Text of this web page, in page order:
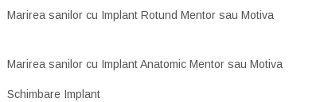
Marirea sanilor cu Implant Rotund Mentor sau Motiva
Marirea sanilor cu Implant Anatomic Mentor sau Motiva
Schimbare Implant